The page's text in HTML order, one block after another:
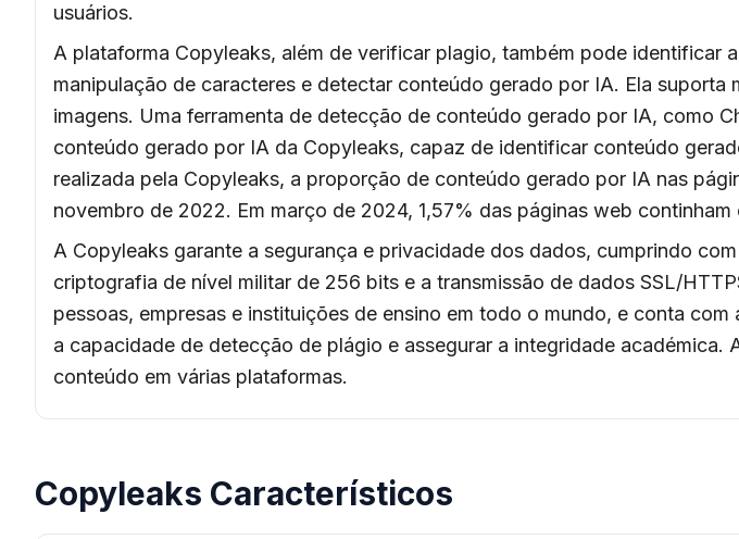
usuários.
A plataforma Copyleaks, além de verificar plagio, também pode
manipulação de caracteres e detectar conteúdo gerado por IA. Ela
imagens. Uma ferramenta de detecção de conteúdo gerado por IA, como
conteúdo gerado por IA da Copyleaks, capaz de identificar conteúdo
realizada pela Copyleaks, a proporção de conteúdo gerado por IA nas
novembro de 2022. Em março de 2024, 1,57% das páginas web
A Copyleaks garante a segurança e privacidade dos dados, cumprindo
criptografia de nível militar de 256 bits e a transmissão de dados SSL/
pessoas, empresas e instituições de ensino em todo o mundo, e conta
a capacidade de detecção de plágio e assegurar a integridade
conteúdo em várias plataformas.
Copyleaks Característicos